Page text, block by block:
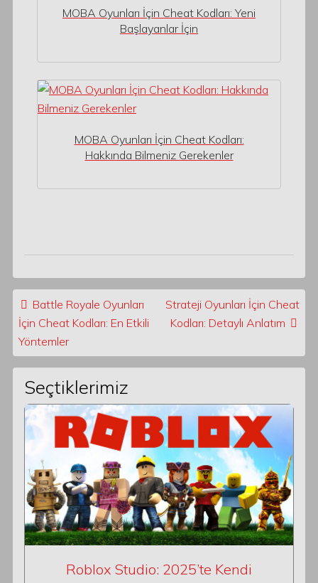
MOBA Oyunları İçin Cheat Kodları: Yeni
Başlayanlar İçin
MOBA Oyunları İçin Cheat Kodları:
Hakkında Bilmeniz Gerekenler
Post navigation
Battle Royale Oyunları
İçin Cheat Kodları: En Etkili
Yöntemler
Strateji Oyunları İçin Cheat
Kodları: Detaylı Anlatım
Seçtiklerimiz
Roblox Studio: 2025’te Kendi